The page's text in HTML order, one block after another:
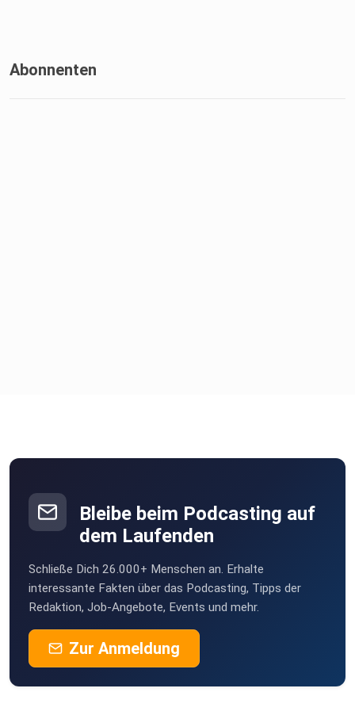
Abonnenten
Bleibe beim Podcasting auf
dem Laufenden
Schließe Dich 26.000+ Menschen an. Erhalte
interessante Fakten über das Podcasting, Tipps der
Redaktion, Job-Angebote, Events und mehr.
Zur Anmeldung